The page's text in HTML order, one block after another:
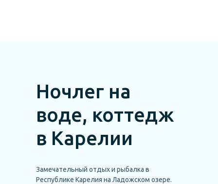
Ночлег на
воде, коттедж
в Карелии
Замечательный отдых и рыбалка в
Республике Карелия на Ладожском озере.